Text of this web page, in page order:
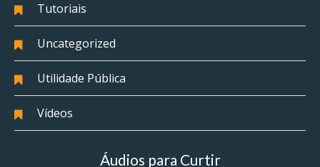
Tutoriais
Uncategorized
Utilidade Pública
Vídeos
Áudios para Curtir